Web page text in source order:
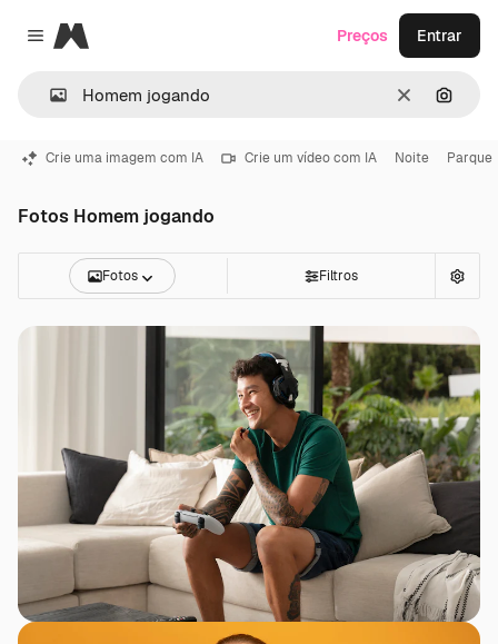
Close menu
Magnific
Limpar
Preços Entrar
Crie uma imagem com IA Crie um vídeo com IA Noite Parque
Fotos Homem jogando
Fotos Filtros